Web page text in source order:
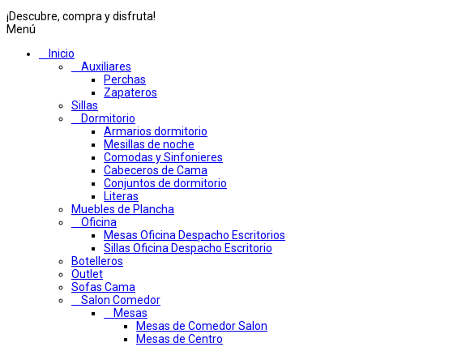
¡Descubre, compra y disfruta!
Menú
Inicio
Auxiliares
Perchas
Zapateros
Sillas
Dormitorio
Armarios dormitorio
Mesillas de noche
Comodas y Sinfonieres
Cabeceros de Cama
Conjuntos de dormitorio
Literas
Muebles de Plancha
Oficina
Mesas Oficina Despacho Escritorios
Sillas Oficina Despacho Escritorio
Botelleros
Outlet
Sofas Cama
Salon Comedor
Mesas
Mesas de Comedor Salon
Mesas de Centro